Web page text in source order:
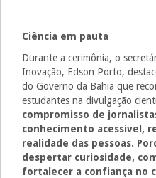
Ciência em pauta
Durante a cerimônia, o
Inovação, Edson Porto,
do Governo da Bahia que
estudantes na divulgação
compromisso de
conhecimento acessível,
realidade das pessoas.
despertar curiosidade,
fortalecer a confiança no